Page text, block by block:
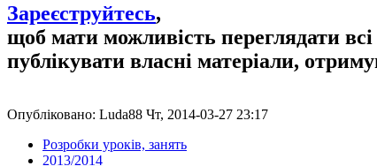
Зареєструйтесь,
щоб мати можливість переглядати
публікувати власні матеріали,
Опубліковано: Luda88 Чт, 2014-03-27 23:17
Розробки уроків, занять
2013/2014